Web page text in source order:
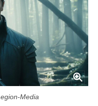
Media